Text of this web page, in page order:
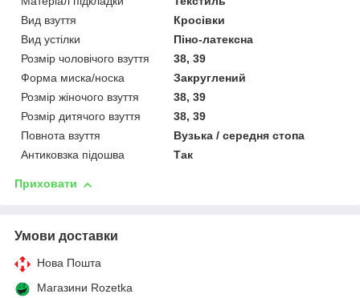
Вид взуття
Кросівки
Вид устілки
Піно-латексна
Розмір чоловічого взуття
38, 39
Форма миска/носка
Закруглений
Розмір жіночого взуття
38, 39
Розмір дитячого взуття
38, 39
Повнота взуття
Вузька / середня стопа
Антиковзка підошва
Так
Приховати
Умови доставки
Нова Пошта
Магазини Rozetka